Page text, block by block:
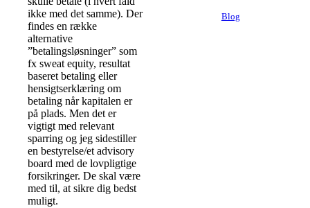
ikke med det samme). Der
findes en række
alternative
”betalingsløsninger” som
fx sweat equity, resultat
baseret betaling eller
hensigtserklæring om
betaling når kapitalen er
på plads. Men det er
vigtigt med relevant
sparring og jeg sidestiller
en bestyrelse/et advisory
board med de lovpligtige
forsikringer. De skal være
med til, at sikre dig bedst
muligt.
Blog